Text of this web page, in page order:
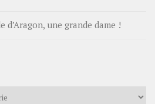
d’Aragon, une grande dame !